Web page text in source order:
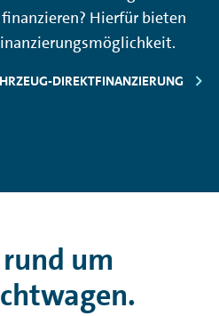
Hierfür bieten
DIREKTFINANZIERUNG
um